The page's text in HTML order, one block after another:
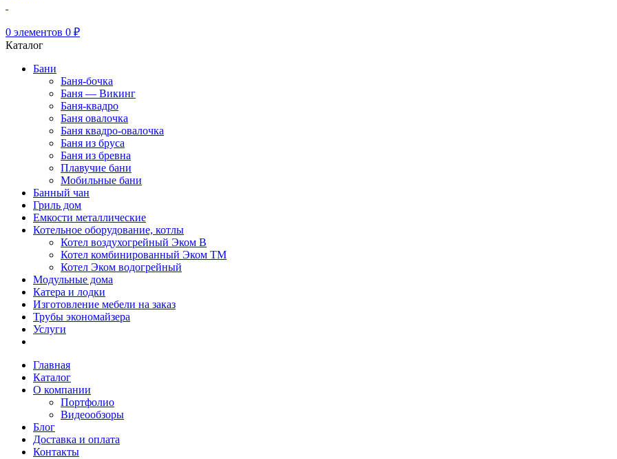
0 элементов 0 ₽
Каталог
Бани
Баня-бочка
Баня — Викинг
Баня-квадро
Баня овалочка
Баня квадро-овалочка
Баня из бруса
Баня из бревна
Плавучие бани
Мобильные бани
Банный чан
Гриль дом
Емкости металлические
Котельное оборудование, котлы
Котел воздухогрейный Эком В
Котел комбинированный Эком ТМ
Котел Эком водогрейный
Модульные дома
Катера и лодки
Изготовление мебели на заказ
Трубы экономайзера
Услуги
Главная
Каталог
О компании
Портфолио
Видеообзоры
Блог
Доставка и оплата
Контакты